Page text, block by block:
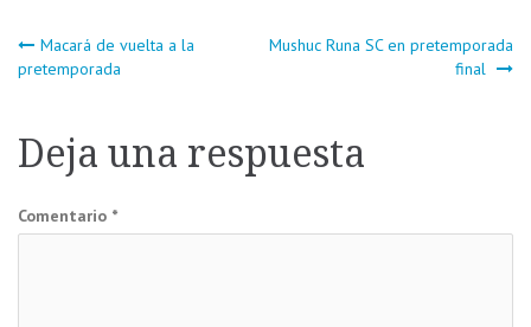
Navegación
entradas
Macará de vuelta a la
pretemporada
Mushuc Runa SC en pretemporada
final
Deja una respuesta
Comentario *